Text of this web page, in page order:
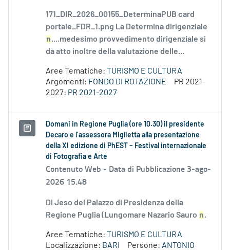
171_DIR_2026_00155_DeterminaPUB card
portale_FDR_1.png La Determina dirigenziale
n....medesimo provvedimento dirigenziale si
dà atto inoltre della valutazione delle...
Aree Tematiche: TURISMO E CULTURA
Argomenti: FONDO DI ROTAZIONE
PR 2021-
2027: PR 2021-2027
Domani in Regione Puglia (ore 10.30) il presidente
Decaro e l’assessora Miglietta alla presentazione
della XI edizione di PhEST – Festival internazionale
di Fotografia e Arte
Contenuto Web - Data di Pubblicazione 3-ago-
2026 15.48
Di Jeso del Palazzo di Presidenza della
Regione Puglia (Lungomare Nazario Sauro n.
Aree Tematiche: TURISMO E CULTURA
Localizzazione: BARI Persone: ANTONIO